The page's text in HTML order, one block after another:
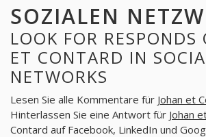
SOZIALEN
LOOK FOR RESPONDS
ET CONTARD IN
NETWORKS
Lesen Sie alle Kommentare für Johan et
Hinterlassen Sie eine Antwort für Johan
Contard auf Facebook, LinkedIn und